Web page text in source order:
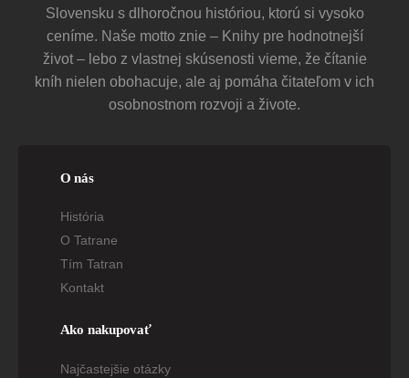
Slovensku s dlhoročnou históriou, ktorú si vysoko
ceníme. Naše motto znie – Knihy pre hodnotnejší
život – lebo z vlastnej skúsenosti vieme, že čítanie
kníh nielen obohacuje, ale aj pomáha čitateľom v ich
osobnostnom rozvoji a živote.
O nás
História
O Tatrane
Tím Tatran
Kontakt
Ako nakupovať
Najčastejšie otázky